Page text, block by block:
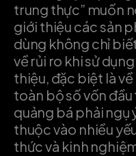
trung thực” muốn
giới thiệu các sản
dùng không chỉ
về rủi ro khi sử
thiệu, đặc biệt là
toàn bộ số vốn
quảng bá phải ngụ
thuộc vào nhiều
‌‌thức và kinh